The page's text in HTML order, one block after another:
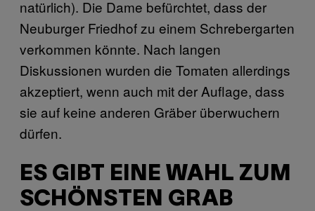
natürlich). Die Dame befürchtet, dass der
Neuburger Friedhof zu einem Schrebergarten
verkommen könnte. Nach langen
Diskussionen wurden die Tomaten allerdings
akzeptiert, wenn auch mit der Auflage, dass
sie auf keine anderen Gräber überwuchern
dürfen.
ES GIBT EINE WAHL ZUM
SCHÖNSTEN GRAB